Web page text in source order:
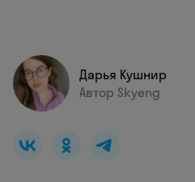
Дарья Кушнир
Автор Skyeng